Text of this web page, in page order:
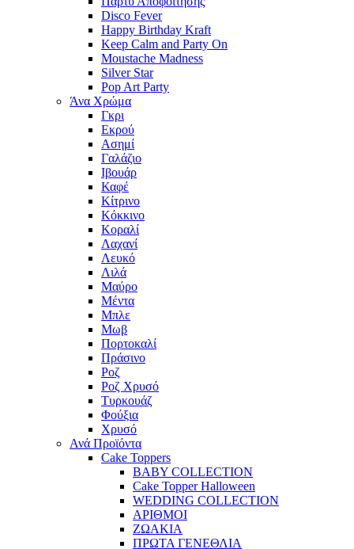
Disco Fever
Happy Birthday Kraft
Keep Calm and Party On
Moustache Madness
Silver Star
Pop Art Party
Άνα Χρώμα
Γκρι
Εκρού
Ασημί
Γαλάζιο
Ιβουάρ
Καφέ
Κίτρινο
Κόκκινο
Κοραλί
Λαχανί
Λευκό
Λιλά
Μαύρο
Μέντα
Μπλε
Μωβ
Πορτοκαλί
Πράσινο
Ροζ
Ροζ Χρυσό
Τυρκουάζ
Φούξια
Χρυσό
Ανά Προϊόντα
Cake Toppers
BABY COLLECTION
Cake Topper Halloween
WEDDING COLLECTION
ΑΡΙΘΜΟΙ
ΖΩΑΚΙΑ
ΠΡΩΤΑ ΓΕΝΕΘΛΙΑ